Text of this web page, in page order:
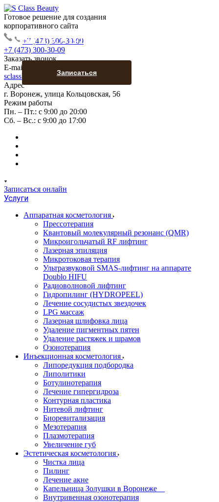
Готовое решение для создания
корпоративного сайта
+7 (473) 300-30-09
+7 (473) 300-30-09
Заказать звонок
E-mail
sclassbeayty@yandex.ru
Адрес
г. Воронеж, улица Кольцовская, 56
Режим работы
Пн. – Пт.: с 9:00 до 20:00
Сб. – Вс.: с 9:00 до 17:00
Записаться онлайн
Услуги
Аппаратная косметология
Прессотерапия
Квантовый молекулярный резонанс (QMR)
Микроигольчатый RF лифтинг
Лазерная эпиляция
Микротоковая терапия
Ультразвуковой SMAS-лифтинг на аппарате
Doublo HIFU
Радиоволновой лифтинг
Гидропилинг (HYDROPEEL)
Лечение сосудистых звездочек
LPG массаж
Лазерная шлифовка лица
Удаление пигментных пятен
Удаление растяжек и шрамов
Озонотерапия
Инъекционная косметология
Липоредукция подбородка
Липолитики
Ботулинотерапия
Лечение гипергидроза
Контурная пластика
Нитевой лифтинг
Биоревитализация
Мезотерапия
Плазмотерапия
Увеличение губ
Эстетическая косметология
Чистка лица
Пилинг
Лечение акне
Капельница Золушки в Воронеже
Внутривенная озонотерапия
ЛИПОЛИТИКИ
Записаться